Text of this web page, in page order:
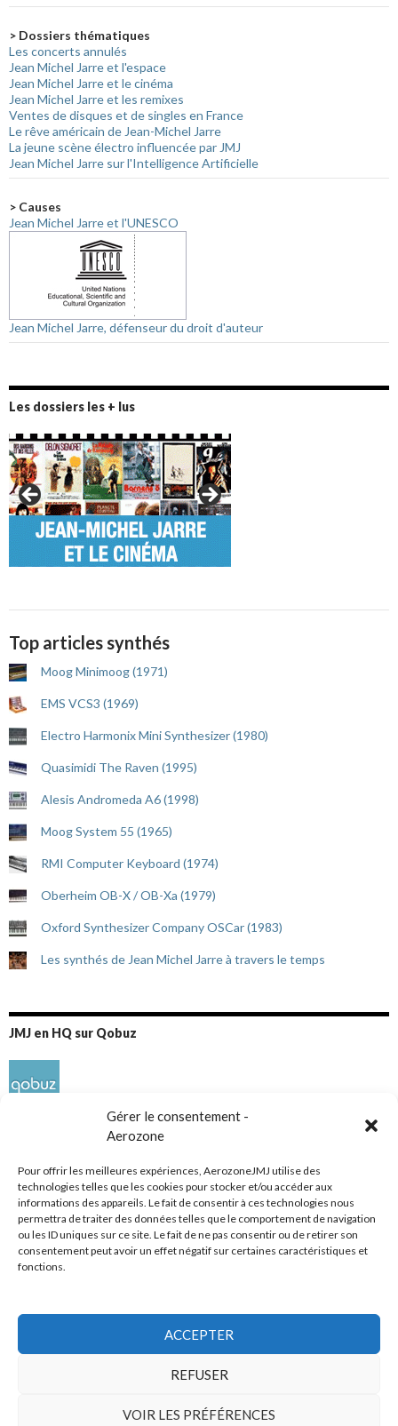
Gérer le consentement -
Aerozone
Pour offrir les meilleures expériences, AerozoneJMJ utilise des
technologies telles que les cookies pour stocker et/ou accéder aux
informations des appareils. Le fait de consentir à ces technologies nous
permettra de traiter des données telles que le comportement de navigation
ou les ID uniques sur ce site. Le fait de ne pas consentir ou de retirer son
consentement peut avoir un effet négatif sur certaines caractéristiques et
fonctions.
ACCEPTER
REFUSER
VOIR LES PRÉFÉRENCES
> Dossiers thématiques
Les concerts annulés
Jean Michel Jarre et l'espace
Jean Michel Jarre et le cinéma
Jean Michel Jarre et les remixes
Ventes de disques et de singles en France
Le rêve américain de Jean-Michel Jarre
La jeune scène électro influencée par JMJ
Jean Michel Jarre sur l'Intelligence Artificielle
> Causes
Jean Michel Jarre et l'UNESCO
Jean Michel Jarre, défenseur du droit d'auteur
Les dossiers les + lus
Top articles synthés
Moog Minimoog (1971)
EMS VCS3 (1969)
Electro Harmonix Mini Synthesizer (1980)
Quasimidi The Raven (1995)
Alesis Andromeda A6 (1998)
Moog System 55 (1965)
RMI Computer Keyboard (1974)
Oberheim OB-X / OB-Xa (1979)
Oxford Synthesizer Company OSCar (1983)
Les synthés de Jean Michel Jarre à travers le temps
JMJ en HQ sur Qobuz
Réseaux sociaux
© Mars 2006-Août 2026